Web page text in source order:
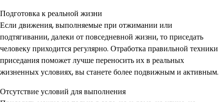
Подготовка к реальной жизни
Если движения, выполняемые при отжимании или
подтягивании, далеки от повседневной жизни, то приседать
человеку приходится регулярно. Отработка правильной техники
приседания поможет лучше переносить их в реальных
жизненных условиях, вы станете более подвижным и активным.
Отсутствие условий для выполнения